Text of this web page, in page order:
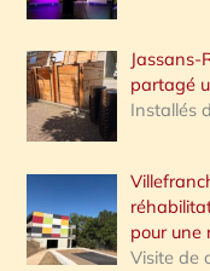
Jassans-
partagé
Installés
pour une
Visite de